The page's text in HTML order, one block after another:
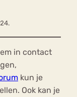
in contact
kun je
Ook kan je